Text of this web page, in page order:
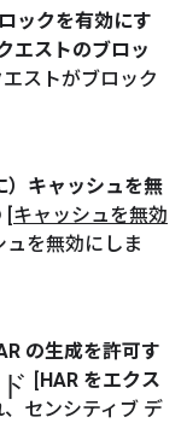
ックを有効にす
エストのブロッ
ストがブロック
キャッシュを無
[キャッシュを無効
を無効にしま
の生成を許可す
[HAR をエクス
、センシティブ デ